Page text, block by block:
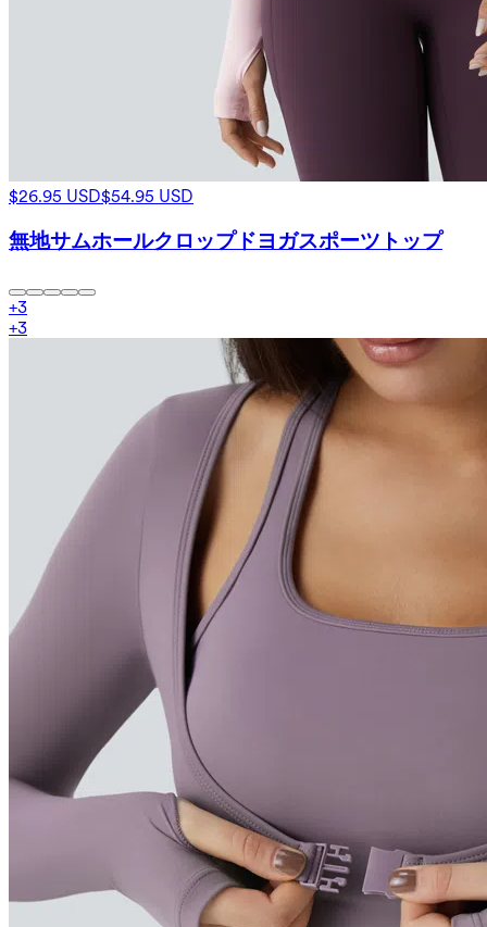
$26.95 USD$54.95 USD
無地サムホールクロップドヨガスポーツトップ
+3
+3